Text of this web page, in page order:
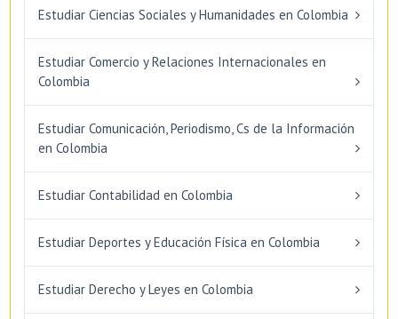
Estudiar Ciencias Sociales y Humanidades en Colombia
Estudiar Comercio y Relaciones Internacionales en
Colombia
Estudiar Comunicación, Periodismo, Cs de la Información
en Colombia
Estudiar Contabilidad en Colombia
Estudiar Deportes y Educación Física en Colombia
Estudiar Derecho y Leyes en Colombia